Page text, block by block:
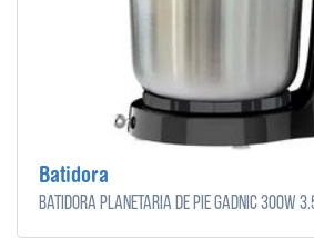
Batidora
Batidora Planetaria de Pie Gadnic 300w